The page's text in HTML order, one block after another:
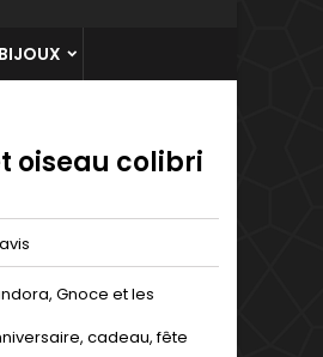
BIJOUX
oiseau colibri
Gnoce et les
cadeau, fête